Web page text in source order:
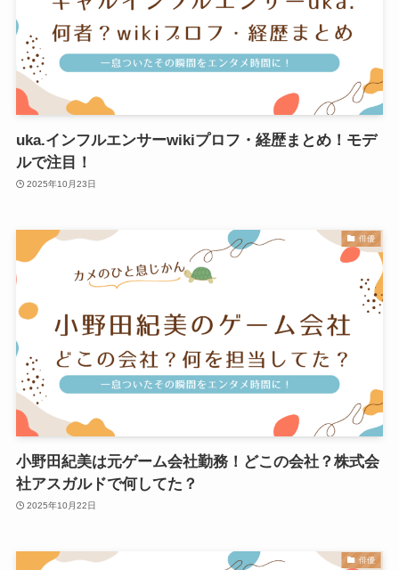
uka.インフルエンサーwikiプロフ・経歴まとめ！モデ
ルで注目！
2025年10月23日
俳優
小野田紀美は元ゲーム会社勤務！どこの会社？株式会
社アスガルドで何してた？
2025年10月22日
俳優